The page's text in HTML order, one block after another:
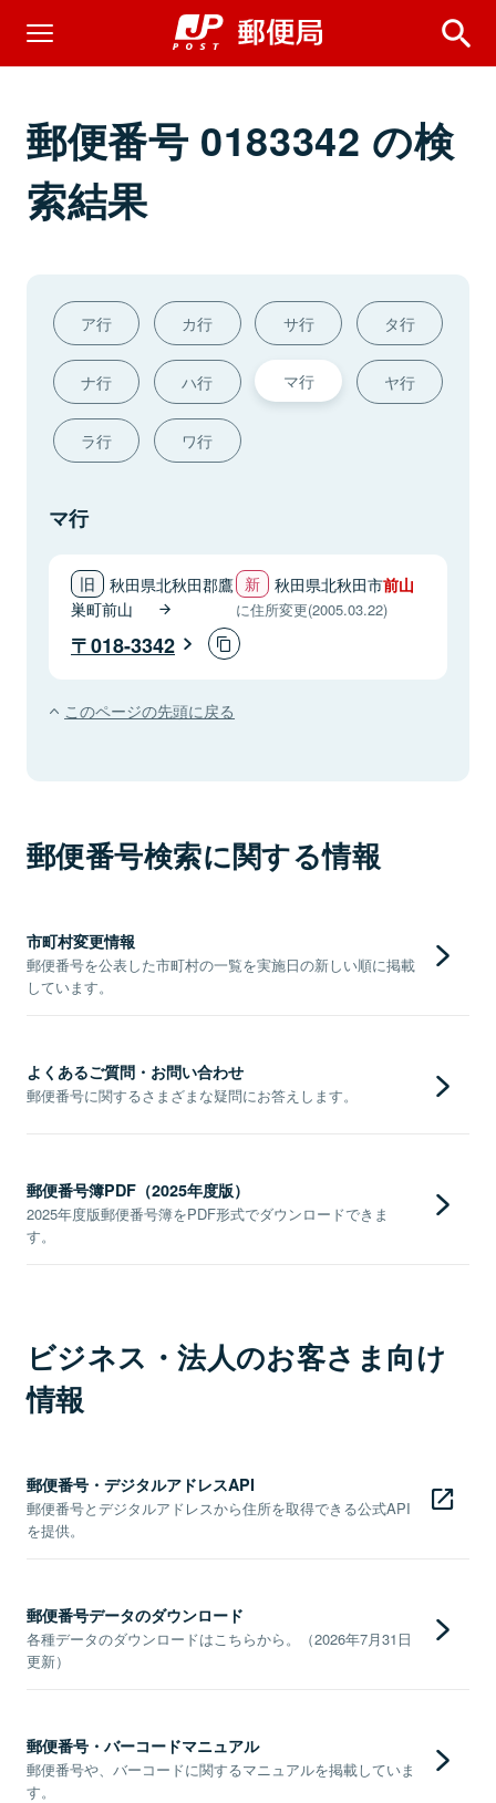
郵便番号 0183342 の検
索結果
ア行 カ行 サ行 タ行
ナ行 ハ行 マ行 ヤ行
ラ行 ワ行
マ行
秋田県北秋田郡鷹
巣町前山
秋田県北秋田市前山
に住所変更(2005.03.22)
018-3342
このページの先頭に戻る
郵便番号検索に関する情報
市町村変更情報
郵便番号を公表した市町村の一覧を実施日の新しい順に掲載
しています。
よくあるご質問・お問い合わせ
郵便番号に関するさまざまな疑問にお答えします。
郵便番号簿PDF（2025年度版）
2025年度版郵便番号簿をPDF形式でダウンロードできま
す。
ビジネス・法人のお客さま向け
情報
郵便番号・デジタルアドレスAPI
郵便番号とデジタルアドレスから住所を取得できる公式API
を提供。
郵便番号データのダウンロード
各種データのダウンロードはこちらから。（2026年7月31日
更新）
郵便番号・バーコードマニュアル
郵便番号や、バーコードに関するマニュアルを掲載していま
す。